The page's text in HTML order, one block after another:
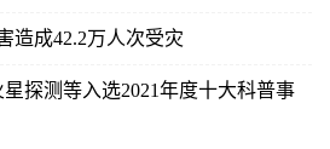
造成42.2万人次受灾
探测等入选2021年度十大科普事